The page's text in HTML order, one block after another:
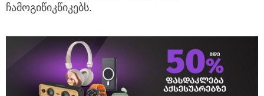
ჩამოგიწიკწიკებს.